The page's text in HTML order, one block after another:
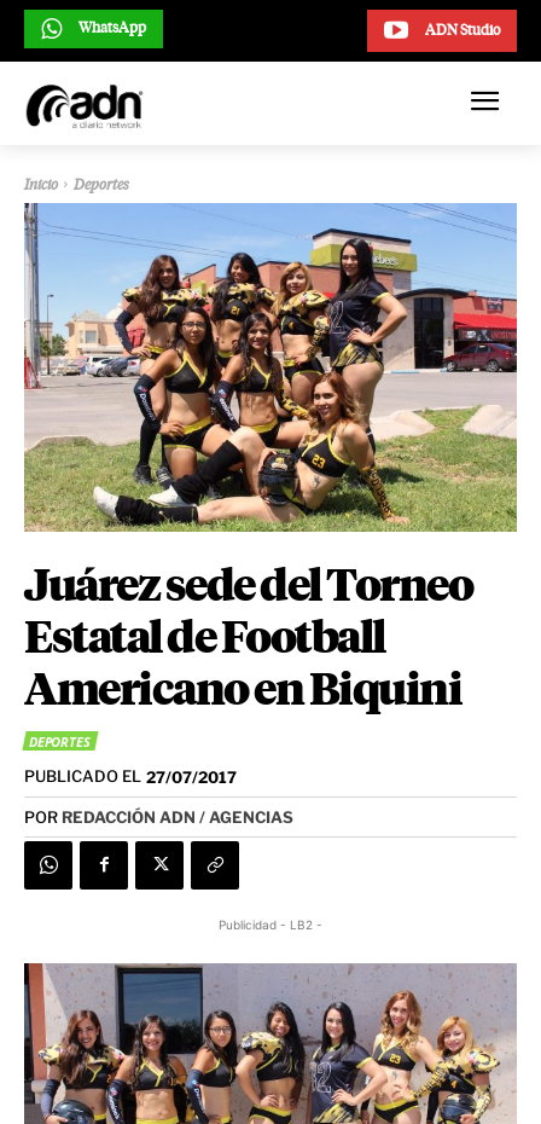
ADN Studio
WhatsApp
Inicio Deportes
Juárez sede del Torneo
Estatal de Football
Americano en Biquini
DEPORTES
PUBLICADO EL 27/07/2017
POR REDACCIÓN ADN / AGENCIAS
Publicidad - LB2 -